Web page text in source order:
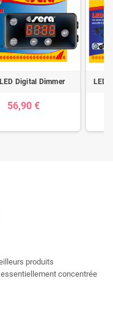
Digital Dimmer
56,90 €
LED
produits
concentrée